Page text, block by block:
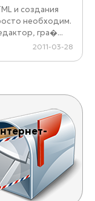
и создания
необходим.
гра�...
2011-03-28